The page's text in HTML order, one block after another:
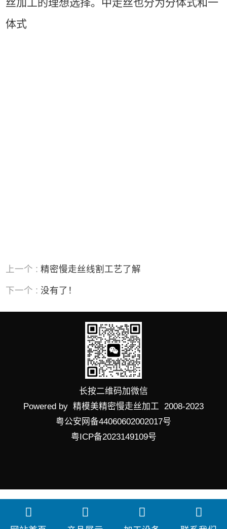
丝加工的理想选择。中走丝也分为分体式和一
体式
上一个 :精密慢走丝线割工艺了解
下一个 :没有了！
长按二维码加微信
Powered by 精模美精密慢走丝加工 2008-2023
粤公安网备44060602002017号
粤ICP备2023149109号